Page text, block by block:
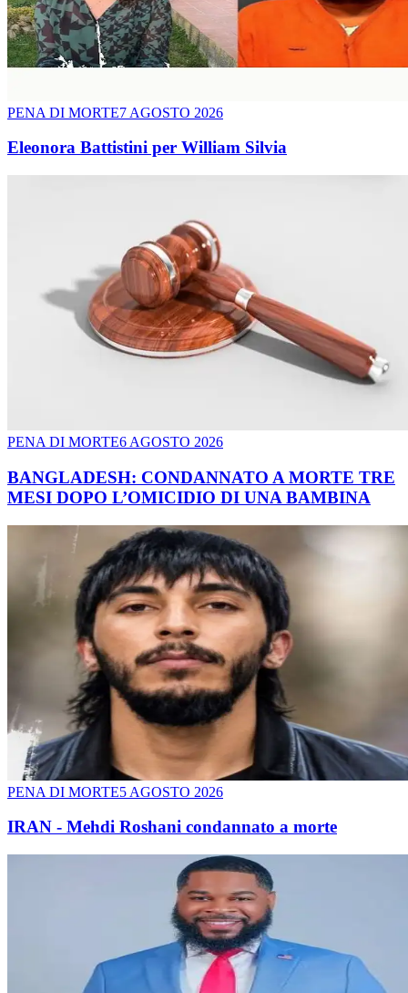
PENA DI MORTE7 AGOSTO 2026
Eleonora Battistini per William Silvia
PENA DI MORTE6 AGOSTO 2026
BANGLADESH: CONDANNATO A MORTE TRE
MESI DOPO L’OMICIDIO DI UNA BAMBINA
PENA DI MORTE5 AGOSTO 2026
IRAN - Mehdi Roshani condannato a morte